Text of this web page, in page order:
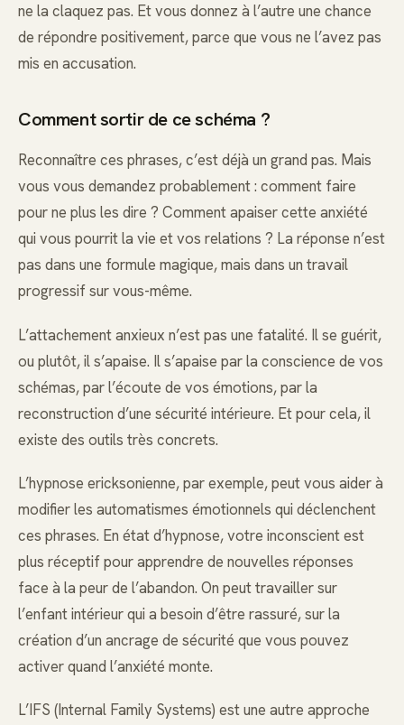
ne la claquez pas. Et vous donnez à l’autre une chance
de répondre positivement, parce que vous ne l’avez pas
mis en accusation.
Comment sortir de ce schéma ?
Reconnaître ces phrases, c’est déjà un grand pas. Mais
vous vous demandez probablement : comment faire
pour ne plus les dire ? Comment apaiser cette anxiété
qui vous pourrit la vie et vos relations ? La réponse n’est
pas dans une formule magique, mais dans un travail
progressif sur vous-même.
L’attachement anxieux n’est pas une fatalité. Il se guérit,
ou plutôt, il s’apaise. Il s’apaise par la conscience de vos
schémas, par l’écoute de vos émotions, par la
reconstruction d’une sécurité intérieure. Et pour cela, il
existe des outils très concrets.
L’hypnose ericksonienne, par exemple, peut vous aider à
modifier les automatismes émotionnels qui déclenchent
ces phrases. En état d’hypnose, votre inconscient est
plus réceptif pour apprendre de nouvelles réponses
face à la peur de l’abandon. On peut travailler sur
l’enfant intérieur qui a besoin d’être rassuré, sur la
création d’un ancrage de sécurité que vous pouvez
activer quand l’anxiété monte.
L’IFS (Internal Family Systems) est une autre approche